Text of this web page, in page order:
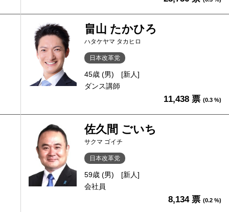
畠山 たかひろ
ハタケヤマ タカヒロ
日本改革党
45歳 (男)
[新人]
ダンス講師
11,438 票 (0.3 %)
佐久間 ごいち
サクマ ゴイチ
日本改革党
59歳 (男)
[新人]
会社員
8,134 票 (0.2 %)